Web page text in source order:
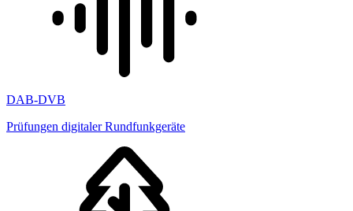
DAB-DVB
Prüfungen digitaler Rundfunkgeräte